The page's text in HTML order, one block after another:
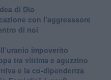
di Dio
con l’aggresssore
di noi
impoverito
tra vittima e aguzzino
e la co-dipendenza